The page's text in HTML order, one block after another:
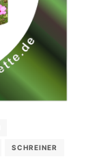
SCHREINER